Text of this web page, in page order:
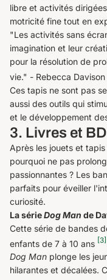
libre et activités
motricité fine tout en
"Les activités sans
imagination et leur
pour la résolution de
vie." - Rebecca Davison
Ces tapis ne sont pas
aussi des outils qui
et le développement
3. Livres et BD
Après les jouets et
pourquoi ne pas
passionnantes ? Les
parfaits pour éveiller
curiosité.
La sérieDog Man de
Cette série de bandes
enfants de 7 à 10 ans [3]
Dog Man plonge les
hilarantes et décalées.